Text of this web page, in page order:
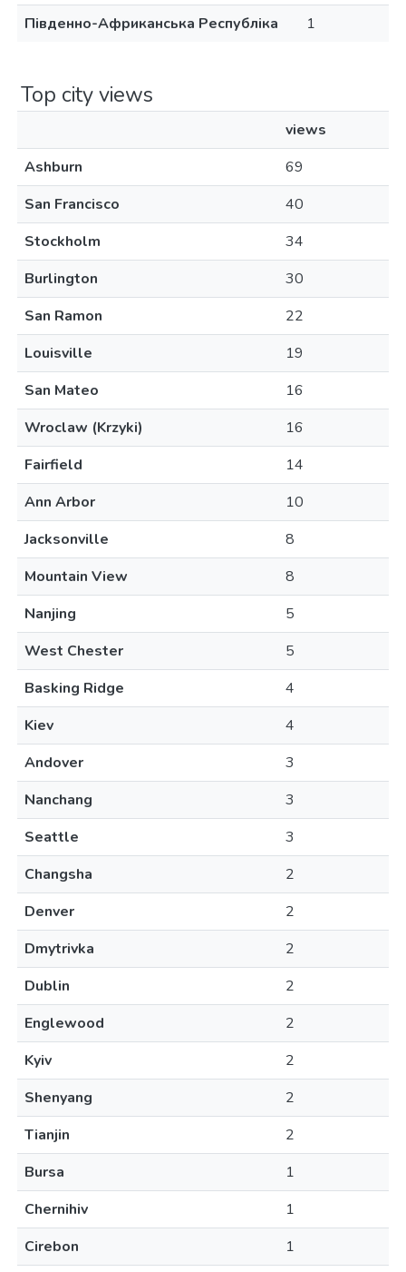
Південно-Африканська Республіка 1
Top city views
views
Ashburn
69
San Francisco
40
Stockholm
34
Burlington
30
San Ramon
22
Louisville
19
San Mateo
16
Wroclaw (Krzyki)
16
Fairfield
14
Ann Arbor
10
Jacksonville
8
Mountain View
8
Nanjing
5
West Chester
5
Basking Ridge
4
Kiev
4
Andover
3
Nanchang
3
Seattle
3
Changsha
2
Denver
2
Dmytrivka
2
Dublin
2
Englewood
2
Kyiv
2
Shenyang
2
Tianjin
2
Bursa
1
Chernihiv
1
Cirebon
1